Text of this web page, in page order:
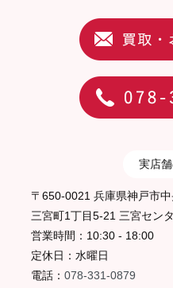
実店
〒650-0021 兵庫県神戸市
三宮町1丁目5-21 三宮セン
営業時間：10:30 - 18:00
定休日：水曜日
電話： 078-331-0879